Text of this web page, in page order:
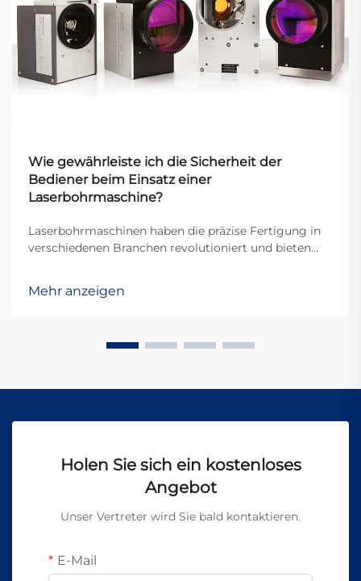
Wie gewährleiste ich die Sicherheit der
Bediener beim Einsatz einer
Laserbohrmaschine?
Laserbohrmaschinen haben die präzise Fertigung in
verschiedenen Branchen revolutioniert und bieten
Materialien. Die starken Laserstrahlen, die in diesen
Mehr anzeigen
Holen Sie sich ein kostenloses
Angebot
Unser Vertreter wird Sie bald kontaktieren.
E-Mail